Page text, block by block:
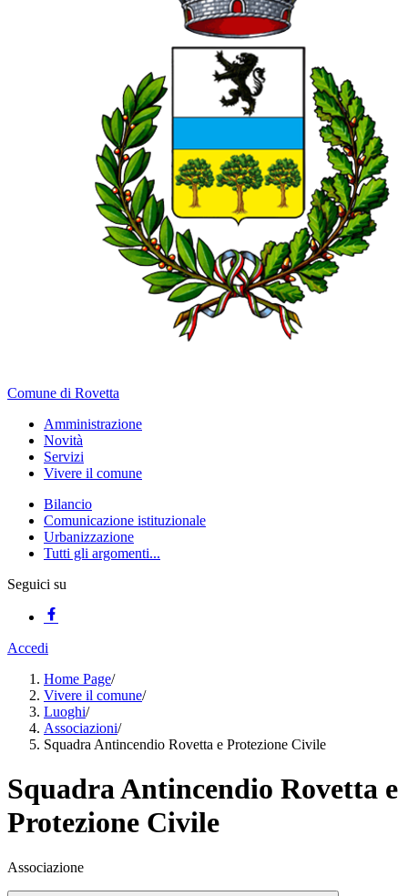
Comune di Rovetta
Amministrazione
Novità
Servizi
Vivere il comune
Bilancio
Comunicazione istituzionale
Urbanizzazione
Tutti gli argomenti...
Seguici su
Accedi
Home Page/
Vivere il comune/
Luoghi/
Associazioni/
Squadra Antincendio Rovetta e Protezione Civile
Squadra Antincendio Rovetta e
Protezione Civile
Associazione